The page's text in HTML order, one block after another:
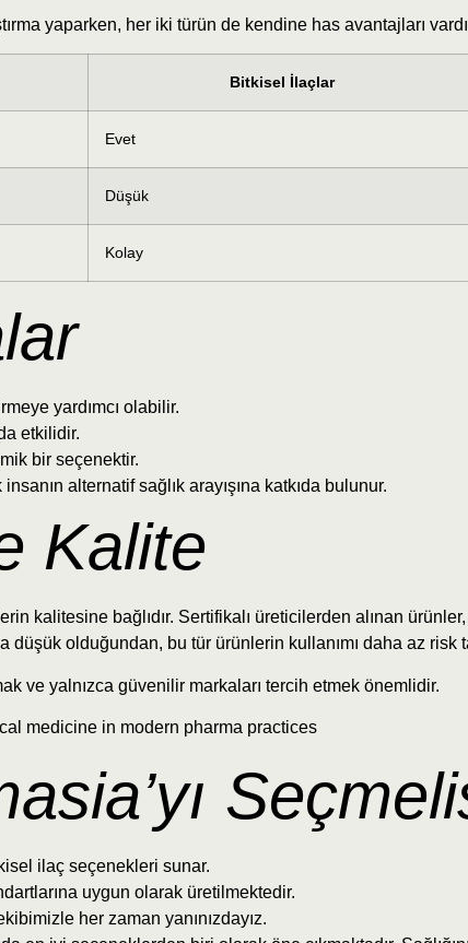
yaparken, her iki türün de kendine has avantajları
Bitkisel İlaçlar
Evet
Düşük
Kolay
yardımcı olabilir.
etkilidir.
bir seçenektir.
alternatif sağlık arayışına katkıda bulunur.
Kalite
kalitesine bağlıdır. Sertifikalı üreticilerden alınan
olduğundan, bu tür ürünlerin kullanımı daha az risk
ve yalnızca güvenilir markaları tercih etmek önemlidir.
ilaç seçenekleri sunar.
uygun olarak üretilmektedir.
her zaman yanınızdayız.